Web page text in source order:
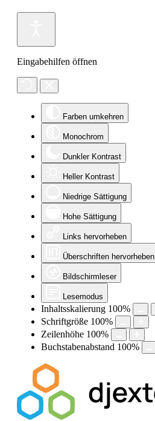
Eingabehilfen öffnen
Farben umkehren
Monochrom
Dunkler Kontrast
Heller Kontrast
Niedrige Sättigung
Hohe Sättigung
Links hervorheben
Überschriften hervorheben
Bildschirmleser
Lesemodus
Inhaltsskalierung 100%
Schriftgröße 100%
Zeilenhöhe 100%
Buchstabenabstand 100%